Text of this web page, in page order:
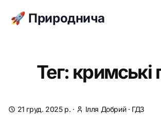
🚀 Природнича
Тег: кримські
21 груд. 2025 р. · Ілля Добрий· ГДЗ